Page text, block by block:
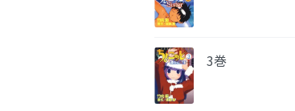
3巻